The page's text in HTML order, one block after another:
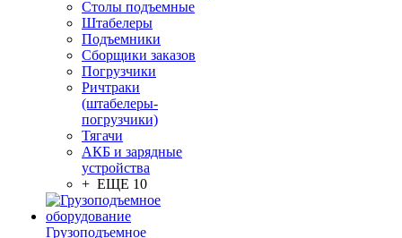
Столы подъемные
Штабелеры
Подъемники
Сборщики заказов
Погрузчики
Ричтраки
(штабелеры-
погрузчики)
Тягачи
АКБ и зарядные
устройства
+ ЕЩЕ 10
Грузоподъемное